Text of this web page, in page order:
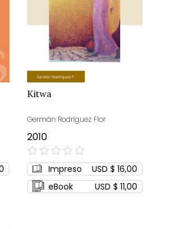
Kitwa
Germán Rodríguez Flor
2010
0%
Impreso
USD $ 16,00
eBook
USD $ 11,00